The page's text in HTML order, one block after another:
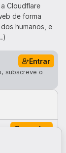
Cloudflare
de forma
humanos, e
estejam online
verificar
como
da web (mas
e atuar
de
Cloudflare
Entrar
subscreve o
Comentar